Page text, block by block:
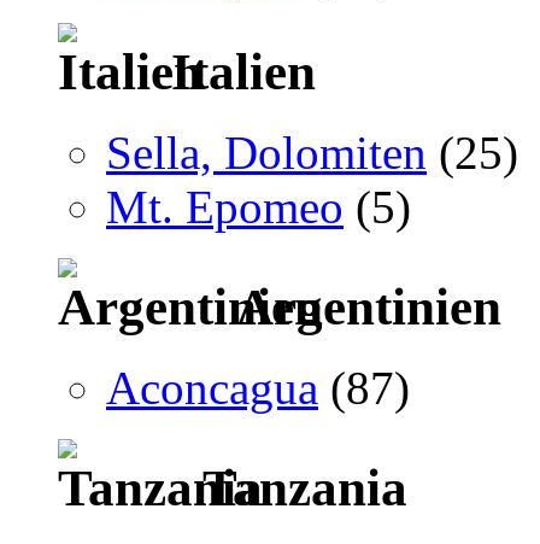
Italien
Sella, Dolomiten (25)
Mt. Epomeo (5)
Argentinien
Aconcagua (87)
Tanzania